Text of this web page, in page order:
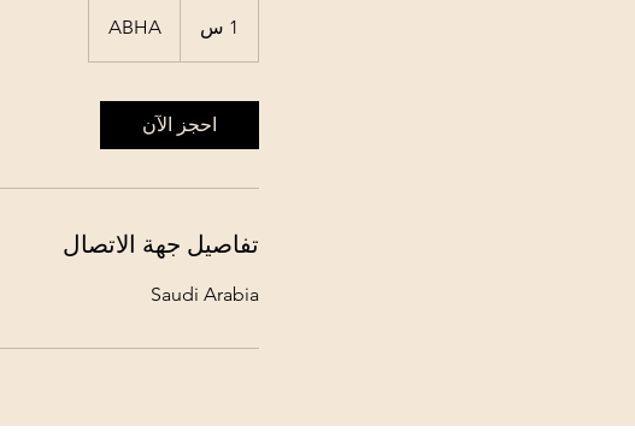
1 س ABHA
احجز الآن
تفاصيل جهة الاتصال
Saudi Arabia